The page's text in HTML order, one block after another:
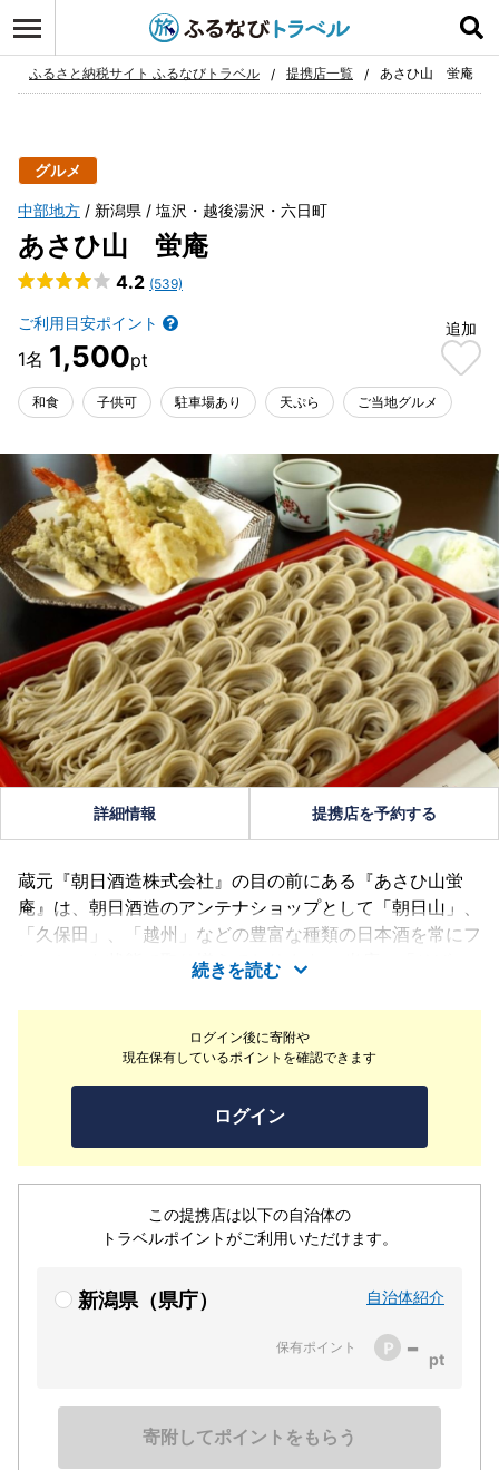
お気に入り
ふるさと納税サイト ふるなびトラベル 提携店一覧 あさひ山 蛍庵
グルメ
中部地方 新潟県 塩沢・越後湯沢・六日町
あさひ山 蛍庵
4.2 (539)
ご利用目安ポイント
1,500
追加
和食 子供可 駐車場あり 天ぷら ご当地グルメ
ログイン後に寄附や
現在保有しているポイントを確認できます
ログイン
この提携店は以下の自治体の
トラベルポイントがご利用いただけます。
新潟県（県庁） 自治体紹介
保有ポイント -
寄附してポイントをもらう
詳細情報 提携店を予約する
蔵元『朝日酒造株式会社』の目の前にある『あさひ山蛍
庵』は、朝日酒造のアンテナショップとして「朝日山」、
「久保田」、「越州」などの豊富な種類の日本酒を常にフ
レッシュな状態で取り揃えております。 当店の「そば」
は越路地域にある指定契約農園のそば粉を100% 使用し、
つなぎに布海苔を使いのど越しツルツル、そば殻を少量混
ぜ込んでそばの香りがしっかりする自慢の「そば」です。
お酒とおそばと新潟の旬の味覚をふんだんに取り入れたお
料理の数々を四季折々の自然と合せて全身でお楽しみくだ
続きを読む